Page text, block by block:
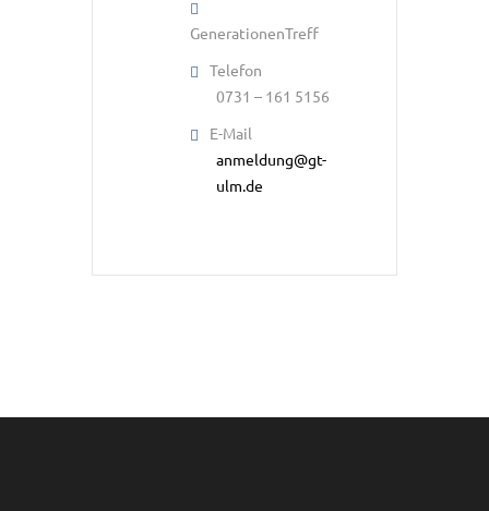
GenerationenTreff
Telefon
0731 – 161 5156
E-Mail
anmeldung@gt-
ulm.de